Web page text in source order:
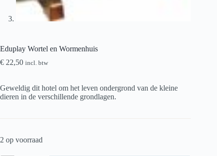
Eduplay Wortel en Wormenhuis
€ 22,50 incl. btw
Geweldig dit hotel om het leven ondergrond van de kleine
dieren in de verschillende grondlagen.
2 op voorraad